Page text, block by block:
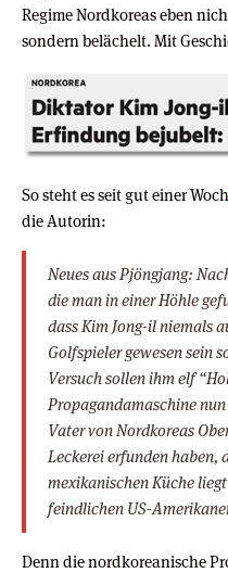
Regime Nordkoreas eben
sondern belächelt. Mit
So steht es seit gut einer
die Autorin:
Neues aus Pjöngjang:
die man in einer Höhle
dass Kim Jong-il niemals
Golfspieler gewesen sein
Versuch sollen ihm elf
Propagandamaschine
Vater von Nordkoreas
Leckerei erfunden haben,
mexikanischen Küche
feindlichen US-
Denn die nordkoreanische